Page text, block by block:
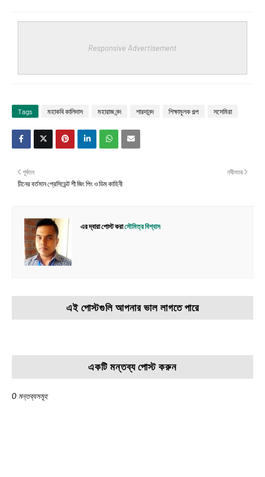
Responsive Advertisement
Tags মহাকবি কালিদাস মহারাজ নন্দ শারদানন্দ শিক্ষামূলক গল্প সসেমিরা
নবীনতর
পূর্বতন
চীনের বর্তমান প্রেসিডেন্ট শী জিং পিং ও ডিম কাহিনী
এর দ্বারা পোস্ট করাসৌমিত্র বিশ্বাস
এই পোস্টগুলি আপনার ভাল লাগতে পারে
একটি মন্তব্য পোস্ট করুন
0 মন্তব্যসমূহ